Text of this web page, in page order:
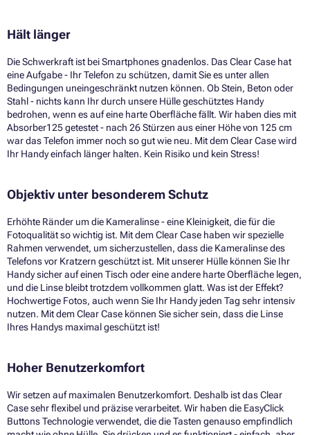
Hält länger
Die Schwerkraft ist bei Smartphones gnadenlos. Das Clear Case hat
eine Aufgabe - Ihr Telefon zu schützen, damit Sie es unter allen
Bedingungen uneingeschränkt nutzen können. Ob Stein, Beton oder
Stahl - nichts kann Ihr durch unsere Hülle geschütztes Handy
bedrohen, wenn es auf eine harte Oberfläche fällt. Wir haben dies mit
Absorber125 getestet - nach 26 Stürzen aus einer Höhe von 125 cm
war das Telefon immer noch so gut wie neu. Mit dem Clear Case wird
Ihr Handy einfach länger halten. Kein Risiko und kein Stress!
Objektiv unter besonderem Schutz
Erhöhte Ränder um die Kameralinse - eine Kleinigkeit, die für die
Fotoqualität so wichtig ist. Mit dem Clear Case haben wir spezielle
Rahmen verwendet, um sicherzustellen, dass die Kameralinse des
Telefons vor Kratzern geschützt ist. Mit unserer Hülle können Sie Ihr
Handy sicher auf einen Tisch oder eine andere harte Oberfläche legen,
und die Linse bleibt trotzdem vollkommen glatt. Was ist der Effekt?
Hochwertige Fotos, auch wenn Sie Ihr Handy jeden Tag sehr intensiv
nutzen. Mit dem Clear Case können Sie sicher sein, dass die Linse
Ihres Handys maximal geschützt ist!
Hoher Benutzerkomfort
Wir setzen auf maximalen Benutzerkomfort. Deshalb ist das Clear
Case sehr flexibel und präzise verarbeitet. Wir haben die EasyClick
Buttons Technologie verwendet, die die Tasten genauso empfindlich